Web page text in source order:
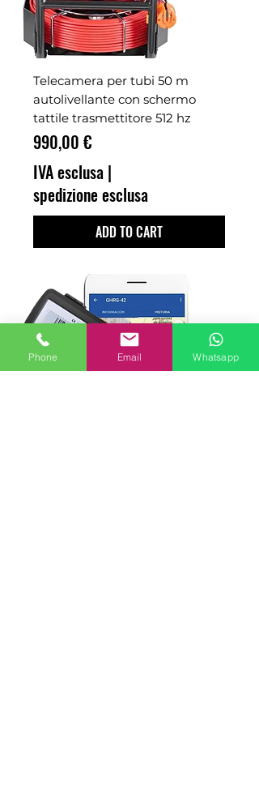
Telecamera per tubi 50 m
autolivellante con schermo
tattile trasmettitore 512 hz
Prezzo
990,00 €
IVA esclusa |
spedizione esclusa
ADD TO CART
Phone Email Whatsapp